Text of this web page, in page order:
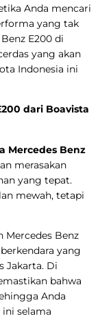
Anda mencari
yang tak
E200 di
yang akan
Indonesia ini
dari Boavista
Mercedes Benz
merasakan
yang tepat.
mewah, tetapi
Mercedes Benz
yang
Jakarta. Di
bahwa
Anda
selama